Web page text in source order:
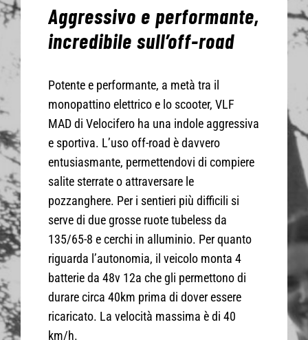
DEALERS
SHOP
ACCOUNT
CARRELLO
Aggressivo e performante,
incredibile sull’off-road
Potente e performante, a metà tra il
monopattino elettrico e lo scooter, VLF
MAD di Velocifero ha una indole aggressiva
e sportiva. L’uso off-road è davvero
entusiasmante, permettendovi di compiere
salite sterrate o attraversare le
pozzanghere. Per i sentieri più difficili si
serve di due grosse ruote tubeless da
135/65-8 e cerchi in alluminio. Per quanto
riguarda l’autonomia, il veicolo monta 4
batterie da 48v 12a che gli permettono di
durare circa 40km prima di dover essere
ricaricato. La velocità massima è di 40
km/h.